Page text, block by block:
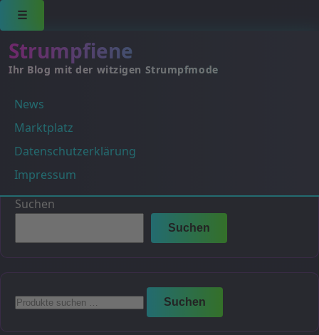
☰
Strumpfiene
Ihr Blog mit der witzigen Strumpfmode
News
Marktplatz
Datenschutzerklärung
Impressum
Fuxia 0103 (Pink/Violett)
Auswahl entsprechen.
Suchen
Suchen
Suchen
nach:
Suchen